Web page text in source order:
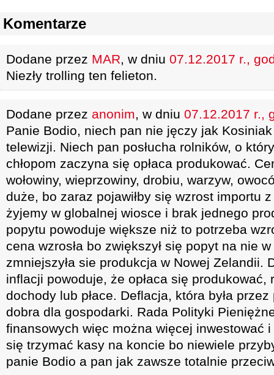
Komentarze
Dodane przez MAR, w dniu 07.12.2017 r.,
Niezły trolling ten felieton.
Dodane przez anonim, w dniu 07.12.2017 r.,
Panie Bodio, niech pan nie jęczy jak
telewizji. Niech pan posłucha rolników, o
chłopom zaczyna się opłaca produkować.
wołowiny, wieprzowiny, drobiu, warzyw,
duże, bo zaraz pojawiłby się wzrost importu
żyjemy w globalnej wiosce i brak jednego
popytu powoduje większe niż to potrzeba
cena wzrosła bo zwiększył się popyt na nie
zmniejszyła sie produkcja w Nowej Zelandii.
inflacji powoduje, że opłaca się produkować,
dochody lub płace. Deflacja, która była
dobra dla gospodarki. Rada Polityki
finansowych więc można więcej inwestować
się trzymać kasy na koncie bo niewiele
panie Bodio a pan jak zawsze totalnie